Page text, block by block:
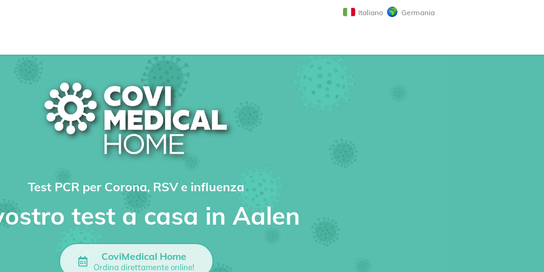
Italiano Germania
Test PCR per Corona, RSV e influenza
test a casa in Aalen
CoviMedical Home
Ordina direttamente online!